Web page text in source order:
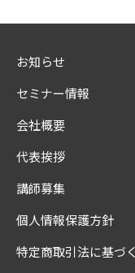
お知らせ
セミナー情報
会社概要
代表挨拶
講師募集
個人情報保護方針
特定商取引法に基づ